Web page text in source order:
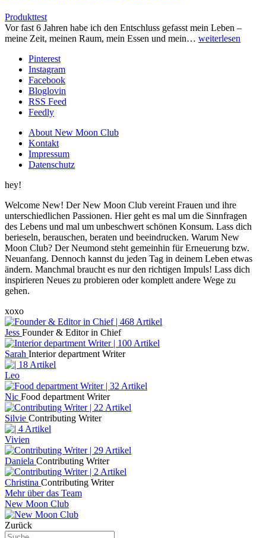
Produkttest
Vor fast 6 Jahren habe ich den Entschluss gefasst mein Leben –
meine Zeit, meinen Raum, mein Essen und mein… weiterlesen
Pinterest
Instagram
Facebook
Bloglovin
RSS Feed
Feedly
About New Moon Club
Kontakt
Impressum
Datenschutz
hey!
Welcome New! Der New Moon Club vereint Frauen und ihre
unterschiedlichen Passionen. Hier geht es mal um die Sinnfragen
des Lebens und mal um unbeschwert schönen Konsum. Lass dich
berieseln, berauschen, beraten und beeindrucken. Warum New
Moon Club? Der Neumond steht gemeinhin für Erneuerung bzw.
Neuanfang. Dennoch kannst du jeden Tag in deinem Leben etwas
ändern. Manchmal braucht es nur den richtigen Impuls! Lass dich
inspirieren Neues zu probieren oder komplett andere Wege zu
gehen.
xoxo
Jess Founder & Editor in Chief
Sarah Interior department Writer
Leo
Nic Food department Writer
Silvie Contributing Writer
Vivien
Daniela Contributing Writer
Christina Contributing Writer
Mehr über das Team
New Moon Club
Zurück